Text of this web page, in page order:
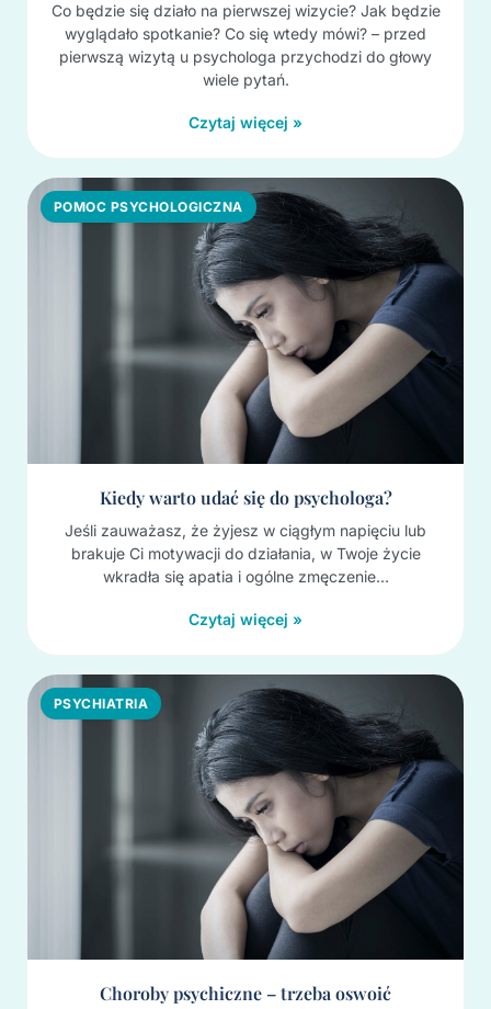
Co będzie się działo na pierwszej wizycie? Jak będzie
wyglądało spotkanie? Co się wtedy mówi? – przed
pierwszą wizytą u psychologa przychodzi do głowy
wiele pytań.
Czytaj więcej »
POMOC PSYCHOLOGICZNA
Kiedy warto udać się do psychologa?
Jeśli zauważasz, że żyjesz w ciągłym napięciu lub
brakuje Ci motywacji do działania, w Twoje życie
wkradła się apatia i ogólne zmęczenie…
Czytaj więcej »
PSYCHIATRIA
Choroby psychiczne – trzeba oswoić